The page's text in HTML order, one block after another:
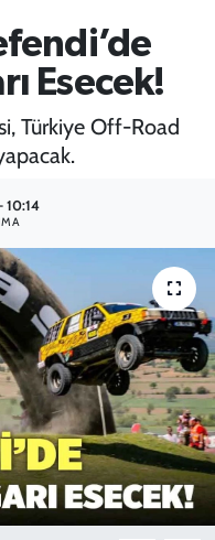
Esecek!
Türkiye Off-Road
10:14